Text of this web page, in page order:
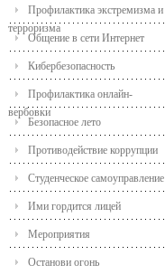
Профилактика экстремизма и
терроризма
Общение в сети Интернет
Кибербезопасность
Профилактика онлайн-
вербовки
Безопасное лето
Противодействие коррупции
Студенческое самоуправление
Ими гордится лицей
Мероприятия
Останови огонь